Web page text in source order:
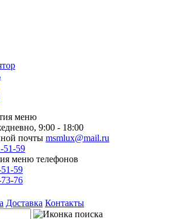
9:00 - 18:00
msmlux@mail.ru
51-59
59
76
Доставка Контакты